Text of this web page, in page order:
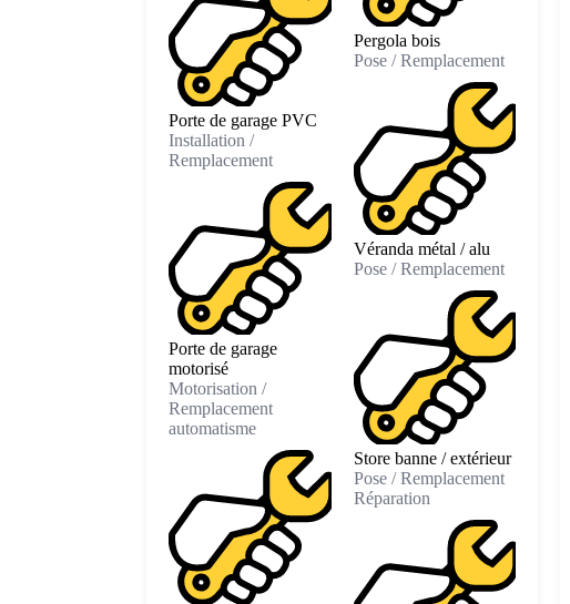
Porte de garage PVC
Installation /
Remplacement
Porte de garage
motorisé
Motorisation /
Remplacement
automatisme
Pergola bois
Pose / Remplacement
Véranda métal / alu
Pose / Remplacement
Store banne / extérieur
Pose / Remplacement
Réparation